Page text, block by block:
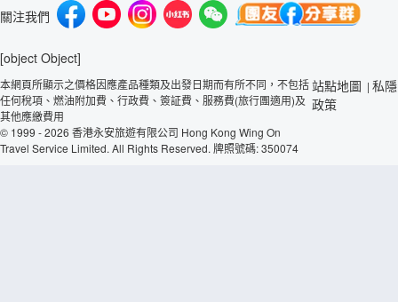
關注我們
[object Object]
本網頁所顯示之價格因應產品種類及出發日期而有所不同，不包括
任何稅項、燃油附加費、行政費、簽証費、服務費(旅行團適用)及
其他應繳費用
© 1999 - 2026 香港永安旅遊有限公司 Hong Kong Wing On
Travel Service Limited. All Rights Reserved. 牌照號碼: 350074
站點地圖 | 私隱
政策